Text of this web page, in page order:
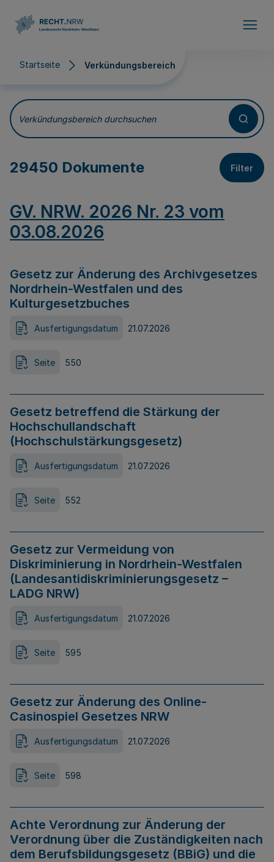
Startseite Verkündungsbereich
Verkündungsbereich
Verkündungsbereich durchsuchen
29450 Dokumente Filter
GV. NRW. 2026 Nr. 23 vom
03.08.2026
Gesetz zur Änderung des Archivgesetzes
Nordrhein-Westfalen und des
Kulturgesetzbuches
Ausfertigungsdatum 21.07.2026
Seite 550
Gesetz betreffend die Stärkung der
Hochschullandschaft
(Hochschulstärkungsgesetz)
Ausfertigungsdatum 21.07.2026
Seite 552
Gesetz zur Vermeidung von
Diskriminierung in Nordrhein-Westfalen
(Landesantidiskriminierungsgesetz –
LADG NRW)
Ausfertigungsdatum 21.07.2026
Seite 595
Gesetz zur Änderung des Online-
Casinospiel Gesetzes NRW
Ausfertigungsdatum 21.07.2026
Seite 598
Achte Verordnung zur Änderung der
Verordnung über die Zuständigkeiten nach
dem Berufsbildungsgesetz (BBiG) und die